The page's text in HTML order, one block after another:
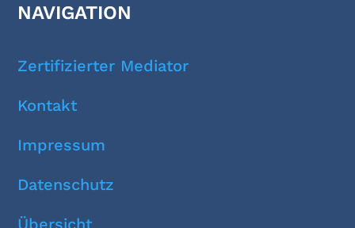
NAVIGATION
Zertifizierter Mediator
Kontakt
Impressum
Datenschutz
Übersicht